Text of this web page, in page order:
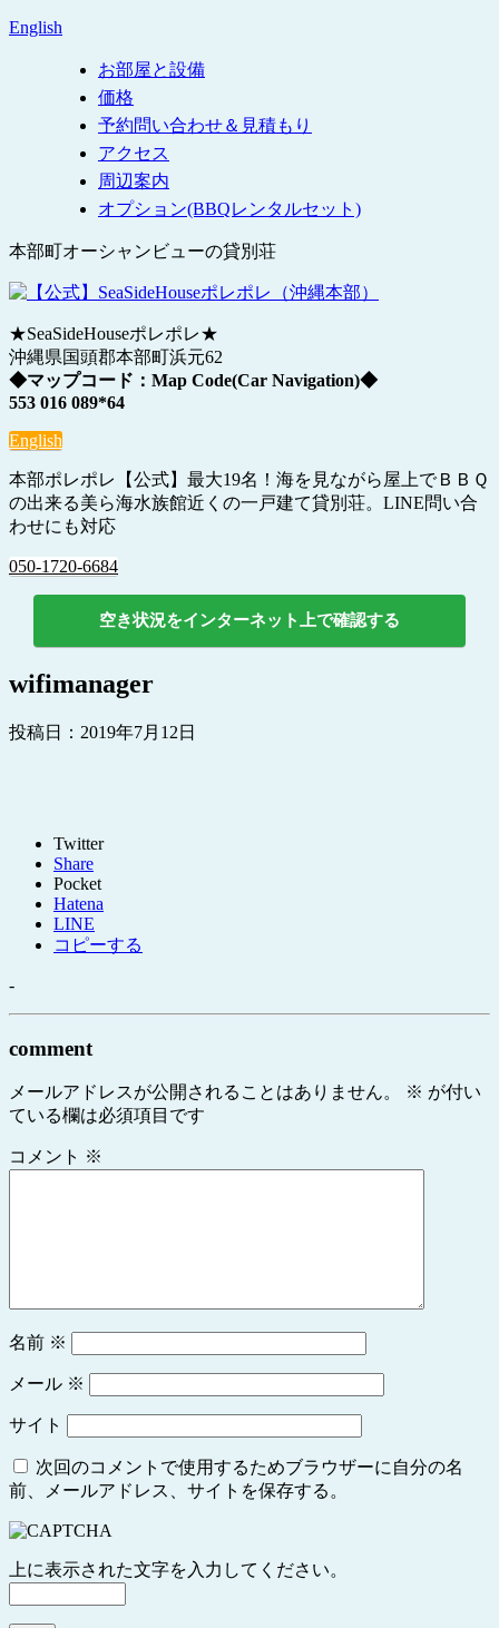
English
お部屋と設備
価格
予約問い合わせ＆見積もり
アクセス
周辺案内
オプション(BBQレンタルセット)
本部町オーシャンビューの貸別荘
★SeaSideHouseポレポレ★
沖縄県国頭郡本部町浜元62
◆マップコード：Map Code(Car Navigation)◆
553 016 089*64
English
本部ポレポレ【公式】最大19名！海を見ながら屋上でＢＢＱ
の出来る美ら海水族館近くの一戸建て貸別荘。LINE問い合
わせにも対応
050-1720-6684
空き状況をインターネット上で確認する
wifimanager
投稿日： 2019年7月12日
Twitter
Share
Pocket
Hatena
LINE
コピーする
-
comment
メールアドレスが公開されることはありません。 ※ が付い
ている欄は必須項目です
コメント ※
名前 ※
メール ※
サイト
次回のコメントで使用するためブラウザーに自分の名
前、メールアドレス、サイトを保存する。
上に表示された文字を入力してください。